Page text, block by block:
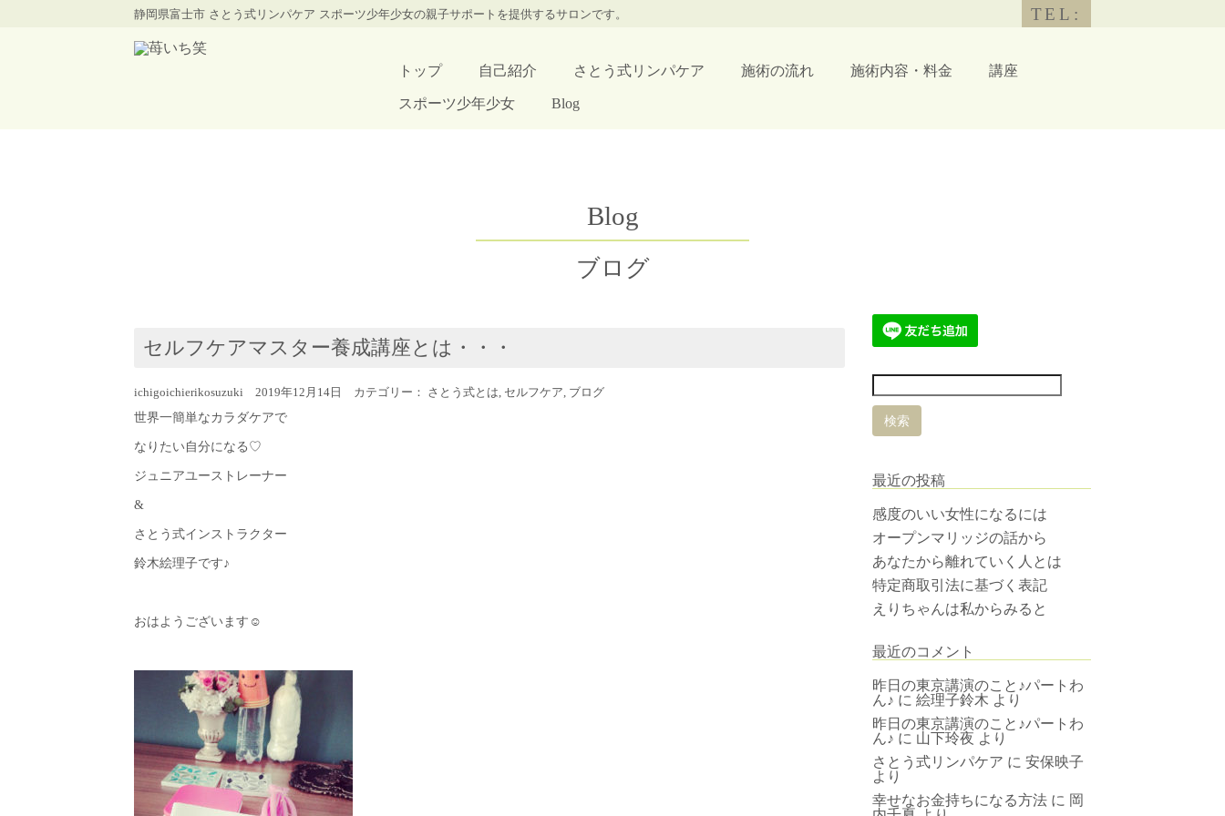
静岡県富士市 さとう式リンパケア スポーツ少年少女の親子サポートを提供するサロンです。 TEL:
トップ 自己紹介 さとう式リンパケア 施術の流れ 施術内容・料金 講座
スポーツ少年少女 Blog
Blog
ブログ
セルフケアマスター養成講座とは・・・
ichigoichierikosuzuki 2019年12月14日 カテゴリー： さとう式とは, セルフケア, ブログ
世界一簡単なカラダケアで
なりたい自分になる♡
ジュニアユーストレーナー
&
さとう式インストラクター
鈴木絵理子です♪
おはようございます☺︎
最近の投稿
感度のいい女性になるには
オープンマリッジの話から
あなたから離れていく人とは
特定商取引法に基づく表記
えりちゃんは私からみると
最近のコメント
昨日の東京講演のこと♪パートわ
ん♪ に 絵理子鈴木 より
昨日の東京講演のこと♪パートわ
ん♪ に 山下玲夜 より
さとう式リンパケア に 安保映子
より
幸せなお金持ちになる方法 に 岡